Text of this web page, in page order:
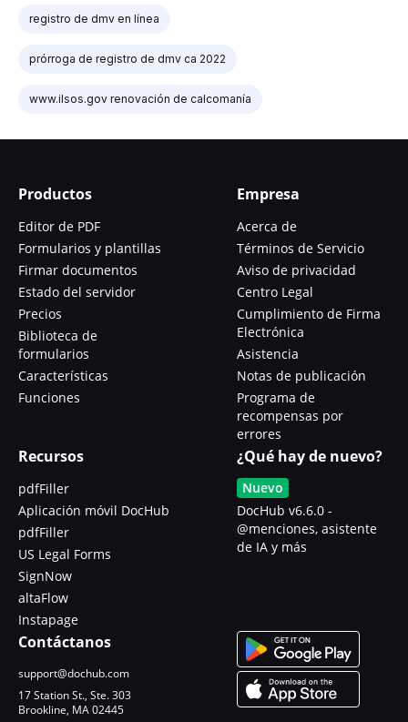
registro de dmv en línea
prórroga de registro de dmv ca 2022
www.ilsos.gov renovación de calcomanía
Productos
Editor de PDF
Formularios y plantillas
Firmar documentos
Estado del servidor
Precios
Biblioteca de
formularios
Características
Funciones
Empresa
Acerca de
Términos de Servicio
Aviso de privacidad
Centro Legal
Cumplimiento de Firma
Electrónica
Asistencia
Notas de publicación
Programa de
recompensas por
errores
Recursos
pdfFiller
Aplicación móvil DocHub
pdfFiller
US Legal Forms
SignNow
altaFlow
Instapage
¿Qué hay de nuevo?
Nuevo
DocHub v6.6.0 -
@menciones, asistente
de IA y más
Contáctanos
support@dochub.com
17 Station St., Ste. 303
Brookline, MA 02445